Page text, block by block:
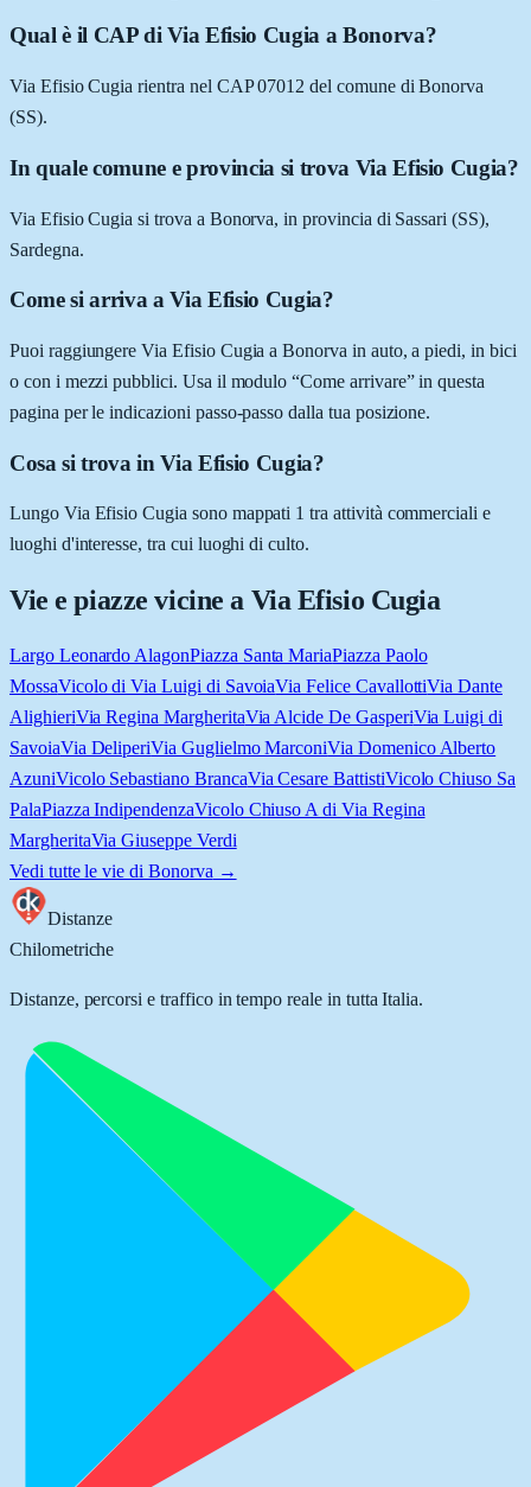
Qual è il CAP di Via Efisio Cugia a Bonorva?
Via Efisio Cugia rientra nel CAP 07012 del comune di Bonorva
(SS).
In quale comune e provincia si trova Via Efisio Cugia?
Via Efisio Cugia si trova a Bonorva, in provincia di Sassari (SS),
Sardegna.
Come si arriva a Via Efisio Cugia?
Puoi raggiungere Via Efisio Cugia a Bonorva in auto, a piedi, in bici
o con i mezzi pubblici. Usa il modulo “Come arrivare” in questa
pagina per le indicazioni passo-passo dalla tua posizione.
Cosa si trova in Via Efisio Cugia?
Lungo Via Efisio Cugia sono mappati 1 tra attività commerciali e
luoghi d'interesse, tra cui luoghi di culto.
Vie e piazze vicine a Via Efisio Cugia
Largo Leonardo AlagonPiazza Santa MariaPiazza Paolo
MossaVicolo di Via Luigi di SavoiaVia Felice CavallottiVia Dante
AlighieriVia Regina MargheritaVia Alcide De GasperiVia Luigi di
SavoiaVia DeliperiVia Guglielmo MarconiVia Domenico Alberto
AzuniVicolo Sebastiano BrancaVia Cesare BattistiVicolo Chiuso Sa
PalaPiazza IndipendenzaVicolo Chiuso A di Via Regina
MargheritaVia Giuseppe Verdi
Vedi tutte le vie di Bonorva →
Distanze
Chilometriche
Distanze, percorsi e traffico in tempo reale in tutta Italia.